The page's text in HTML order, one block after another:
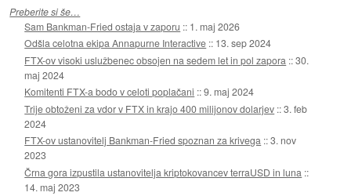
Preberite si še…
Sam Bankman-Fried ostaja v zaporu :: 1. maj 2026
Odšla celotna ekipa Annapurne Interactive :: 13. sep 2024
FTX-ov visoki uslužbenec obsojen na sedem let in pol zapora ::30.
maj 2024
Komitenti FTX-a bodo v celoti poplačani ::9. maj 2024
Trije obtoženi za vdor v FTX in krajo 400 milijonov dolarjev ::3. feb
2024
FTX-ov ustanovitelj Bankman-Fried spoznan za krivega ::3. nov
2023
Črna gora izpustila ustanovitelja kriptokovancev terraUSD in luna ::
14. maj 2023